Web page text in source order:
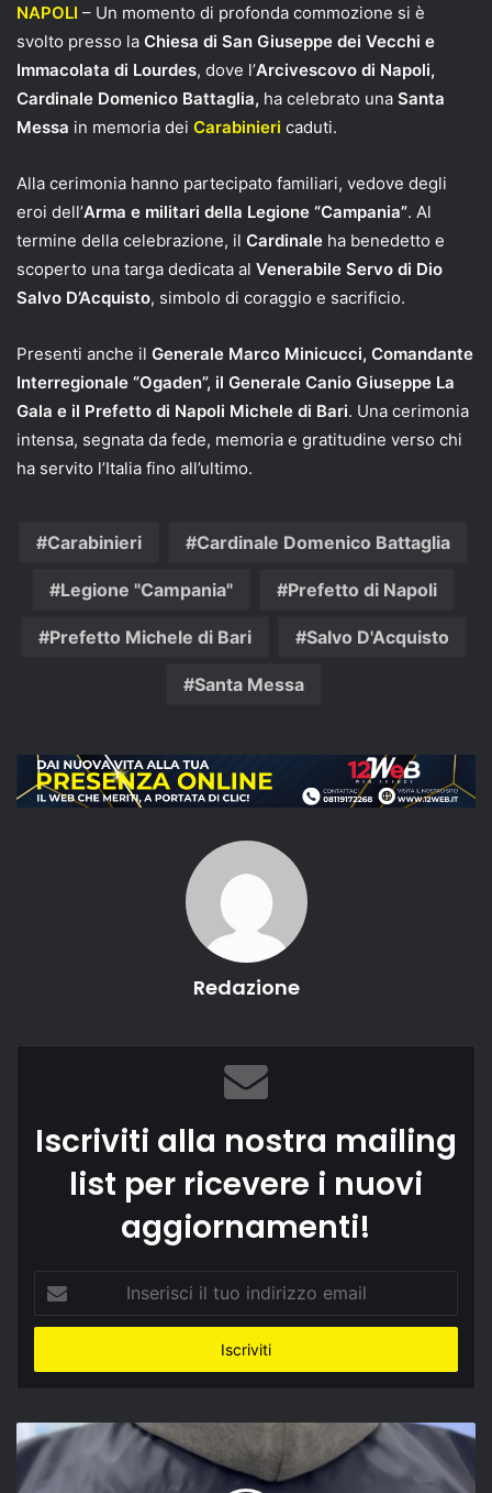
NAPOLI – Un momento di profonda commozione si è
svolto presso la Chiesa di San Giuseppe dei Vecchi e
Immacolata di Lourdes, dove l’Arcivescovo di Napoli,
Cardinale Domenico Battaglia, ha celebrato una Santa
Messa in memoria dei Carabinieri caduti.
Alla cerimonia hanno partecipato familiari, vedove degli
eroi dell’Arma e militari della Legione “Campania”. Al
termine della celebrazione, il Cardinale ha benedetto e
scoperto una targa dedicata al Venerabile Servo di Dio
Salvo D’Acquisto, simbolo di coraggio e sacrificio.
Presenti anche il Generale Marco Minicucci, Comandante
Interregionale “Ogaden”, il Generale Canio Giuseppe La
Gala e il Prefetto di Napoli Michele di Bari. Una cerimonia
intensa, segnata da fede, memoria e gratitudine verso chi
ha servito l’Italia fino all’ultimo.
Carabinieri Cardinale Domenico Battaglia
Legione "Campania" Prefetto di Napoli
Prefetto Michele di Bari Salvo D'Acquisto
Santa Messa
Redazione
Iscriviti alla nostra mailing
list per ricevere i nuovi
aggiornamenti!
tuo
email